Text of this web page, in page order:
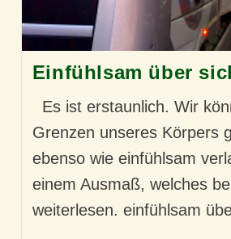
Einfühlsam über
Es ist erstaunlich. Wir
Grenzen unseres Körpers
ebenso wie einfühlsam
einem Ausmaß, welches
weiterlesen. einfühlsam